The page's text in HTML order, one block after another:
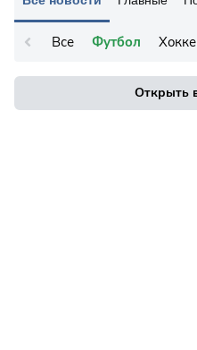
Все Футбол
Открыть